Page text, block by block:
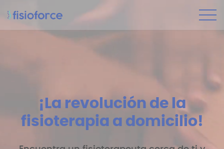
¡La revolución de la
fisioterapia a domicilio!